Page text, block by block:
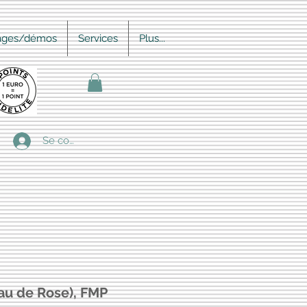
démos Services Plus...
Se connecter
de Rose), FMP